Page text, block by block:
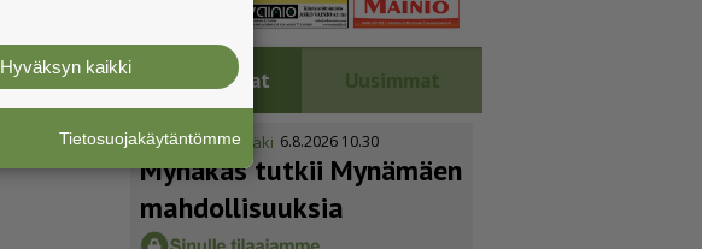
Luetuimmat Uusimmat
Uutiset Mynämäki 6.8.2026 10.30
Mynäkäs tutkii Mynämäen
mahdol­li­suuksia
Hyväksyn kaikki
Tietosuojakäytäntömme